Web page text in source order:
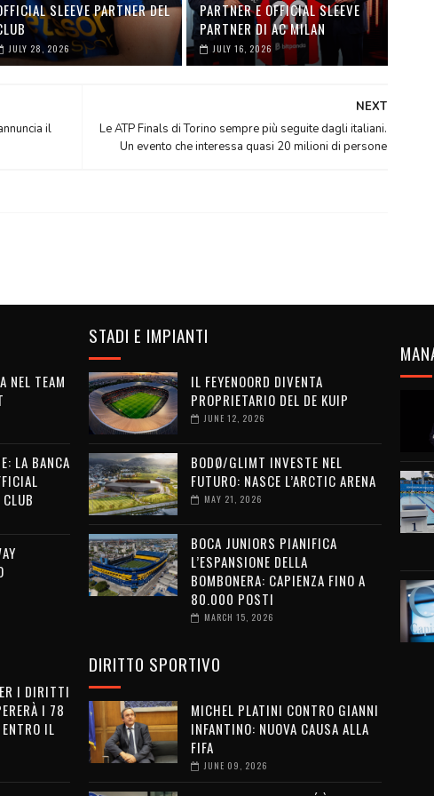
SLEEVE PARTNER DEL
JULY 28, 2026
PARTNER E OFFICIAL SLEEVE
PARTNER DI AC MILAN
JULY 16, 2026
NEXT
Le ATP Finals di Torino sempre più seguite dagli italiani.
Un evento che interessa quasi 20 milioni di persone
il
NEL TEAM
LA BANCA
I DIRITTI
I 78
IL
STADI E IMPIANTI
IL FEYENOORD DIVENTA
PROPRIETARIO DEL DE KUIP
JUNE 12, 2026
BODØ/GLIMT INVESTE NEL
FUTURO: NASCE L’ARCTIC ARENA
MAY 21, 2026
BOCA JUNIORS PIANIFICA
L’ESPANSIONE DELLA
BOMBONERA: CAPIENZA FINO A
80.000 POSTI
MARCH 15, 2026
DIRITTO SPORTIVO
MICHEL PLATINI CONTRO GIANNI
INFANTINO: NUOVA CAUSA ALLA
FIFA
JUNE 09, 2026